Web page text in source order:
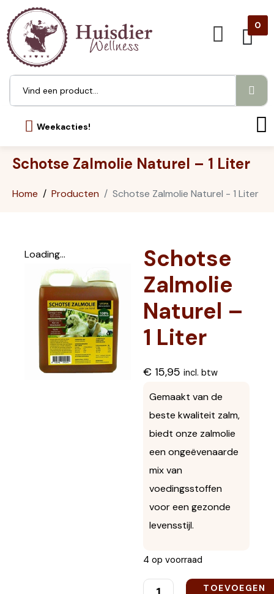
0
Weekacties!
Schotse Zalmolie Naturel – 1 Liter
Home Producten Schotse Zalmolie Naturel - 1 Liter
Loading...
Schotse
Zalmolie
Naturel –
1 Liter
€ 15,95 incl. btw
Gemaakt van de
beste kwaliteit zalm,
biedt onze zalmolie
een ongeëvenaarde
mix van
voedingsstoffen
voor een gezonde
levensstijl.
4 op voorraad
TOEVOEGEN